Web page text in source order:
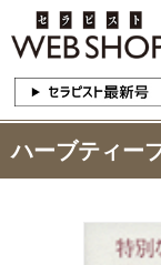
ハーブティー